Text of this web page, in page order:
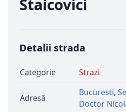
Staicovici
Detalii strada
Categorie Strazi
Adresă
Bucuresti,
Doctor